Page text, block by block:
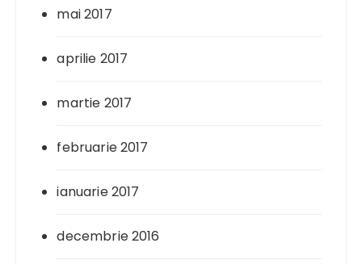
mai 2017
aprilie 2017
martie 2017
februarie 2017
ianuarie 2017
decembrie 2016